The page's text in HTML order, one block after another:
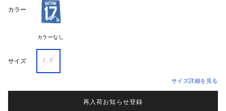
カラー
カラーなし
サイズ ＦＦ
サイズ詳細を見る
再入荷お知らせ登録